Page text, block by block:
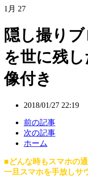
1月 27
隠し撮り
を世に残
像付き
2018/01/27 22:19
前の記事
次の記事
ホーム
■どんな時もスマホの
一旦スマホを手放しサ